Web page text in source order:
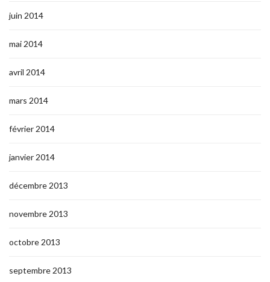
juin 2014
mai 2014
avril 2014
mars 2014
février 2014
janvier 2014
décembre 2013
novembre 2013
octobre 2013
septembre 2013